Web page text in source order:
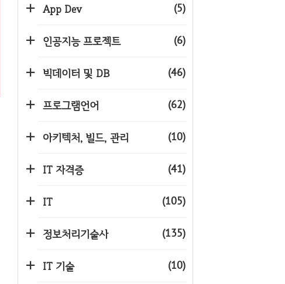
App Dev (5)
인공지능 프로젝트 (6)
빅데이터 및 DB (46)
프로그램언어 (62)
아키텍처, 빌드, 관리 (10)
IT 자격증 (41)
IT (105)
정보처리기술사 (135)
IT 기술 (10)